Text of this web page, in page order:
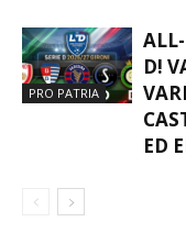
PRO PATRIA
D!
ED